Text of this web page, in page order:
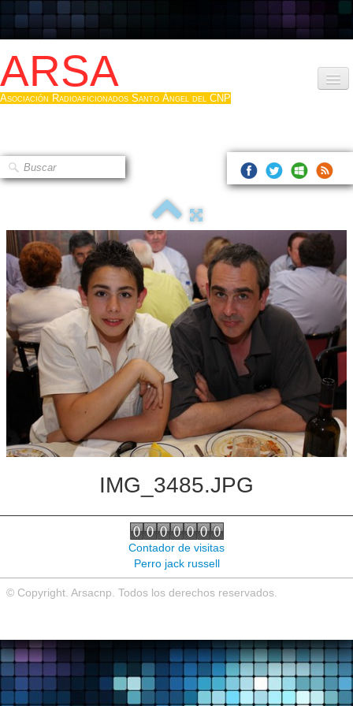
ARSA
Asociación Radioaficionados Santo Ángel del CNP
Que es la ARSA
Hacerse socio
Log diploma en Pdf
Fotos▼
Sistemas Digitales
Noticias de interés
Contacto
IMG_3485.JPG
Contador de visitas
Perro jack russell
© Copyright. Arsacnp. Todos los derechos reservados.